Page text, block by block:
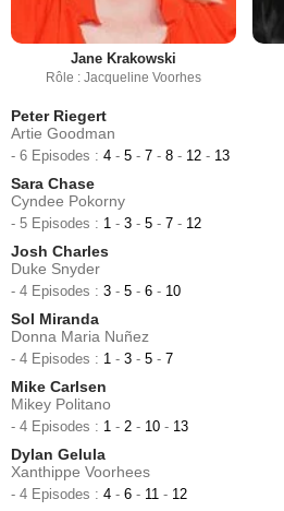
Jane Krakowski
Rôle : Jacqueline Voorhes
Peter Riegert
Artie Goodman
- 6 Episodes : 4 - 5 - 7 - 8 - 12 - 13
Sara Chase
Cyndee Pokorny
- 5 Episodes : 1 - 3 - 5 - 7 - 12
Josh Charles
Duke Snyder
- 4 Episodes : 3 - 5 - 6 - 10
Sol Miranda
Donna Maria Nuñez
- 4 Episodes : 1 - 3 - 5 - 7
Mike Carlsen
Mikey Politano
- 4 Episodes : 1 - 2 - 10 - 13
Dylan Gelula
Xanthippe Voorhees
- 4 Episodes : 4 - 6 - 11 - 12